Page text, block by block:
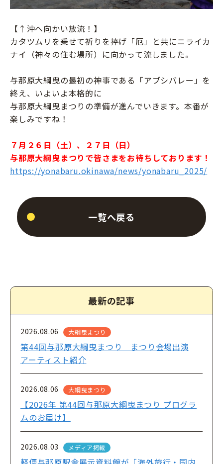
【↑沖へ向かい放流！】
カタツムリを乗せて祈りを捧げ「厄」と共にニライカ
ナイ（神々の住む場所）に向かって流しました。
与那原大綱曳の最初の神事である「アブシバレー」を
終え、いよいよ本格的に
与那原大綱曳まつりの準備が進んでいきます。本番が
楽しみですね！
７月２６日（土）、２７日（日）
与那原大綱曳まつりで皆さまをお待ちしております！
https://yonabaru.okinawa/news/yonabaru_2025/
一覧へ戻る
最新の記事
2026.08.06 大綱曳まつり
第44回与那原大綱曳まつり まつり会場出演
アーティスト紹介
2026.08.06 大綱曳まつり
【2026年 第44回与那原大綱曳まつり プログラ
ムのお届け】
2026.08.03 メディア掲載